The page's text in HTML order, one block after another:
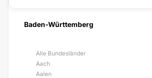
Baden-Württemberg
Alle Bundesländer
Aach
Aalen